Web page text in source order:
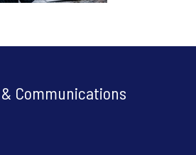
Communications